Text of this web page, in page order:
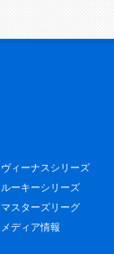
ヴィーナスシリーズ
ルーキーシリーズ
マスターズリーグ
メディア情報